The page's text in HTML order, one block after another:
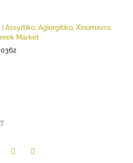
| Assyrtiko, Agiorgitiko, Xinomavro,
Market